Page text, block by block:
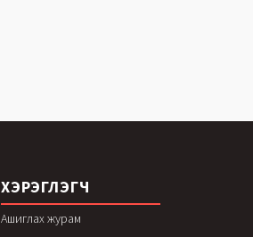
ХЭРЭГЛЭГЧ
Ашиглах журам